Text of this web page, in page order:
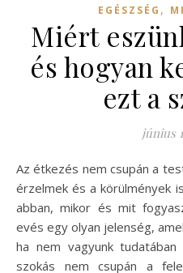
EGÉSZSÉG ,
Miért
és hogyan
ezt a
június
Az étkezés nem csupán a test táplálásáról szól; sokszor az
érzelmek és a körülmények
abban, mikor és mit
evés egy olyan jelenség,
ha nem vagyunk
szokás nem csupán a